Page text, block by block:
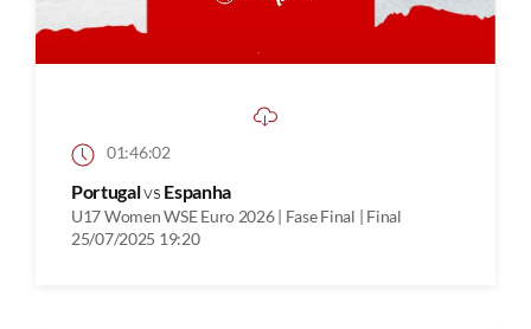
01:46:02
Portugalvs Espanha
U17 Women WSE Euro 2026 | Fase Final | Final
25/07/2025 19:20